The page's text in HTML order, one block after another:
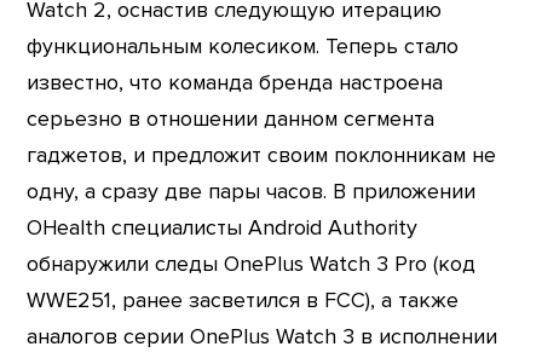
Watch 2, оснастив следующую итерацию
функциональным колесиком. Теперь стало
известно, что команда бренда настроена
серьезно в отношении данном сегмента
гаджетов, и предложит своим поклонникам не
одну, а сразу две пары часов. В приложении
OHealth специалисты Android Authority
обнаружили следы OnePlus Watch 3 Pro (код
WWE251, ранее засветился в FCC), а также
аналогов серии OnePlus Watch 3 в исполнении